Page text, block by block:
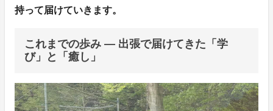
持って届けていきます。
これまでの歩み ― 出張で届けてきた「学
び」と「癒し」